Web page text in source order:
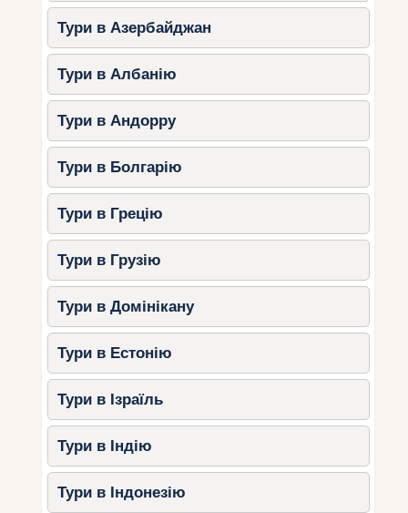
2. Заповідник Ла-Ваніль
Цей природний парк на півдні острова ідеально
підходить для сімейних прогулянок.
Що тут є:
Прогулянкові стежки джунглями.
Вольєри з гігантськими черепахами.
Унікальна колекція крокодилів.
3. Стежка Левова гора (Lion
Mountain Trail)
Левова гора – один із найзнакових піків
Маврикія. Маршрут починається біля підніжжя
чудовий краєвид на південно-східне узбережжя.
Складність:середня.
години.Головні моменти:
Сходження по скелястих стежках.
Тури в Азербайджан
Тури в Албанію
Тури в Андорру
Тури в Болгарію
Тури в Грецію
Тури в Грузію
Тури в Домінікану
Тури в Естонію
Тури в Ізраїль
Тури в Індію
Тури в Індонезію